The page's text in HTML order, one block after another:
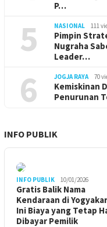
P…
5 NASIONAL 111
Pimpin
Nugraha
Leader…
6 JOGJA RAYA 70
Kemiskinan
Penurunan
INFO PUBLIK
INFO PUBLIK 10/01/2026
Gratis Balik Nama
Kendaraan di
Ini Biaya yang Tetap
Dibayar Pemilik